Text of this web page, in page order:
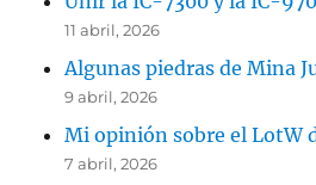
11 abril, 2026
Algunas piedras de Mina
9 abril, 2026
Mi opinión sobre el LotW
7 abril, 2026